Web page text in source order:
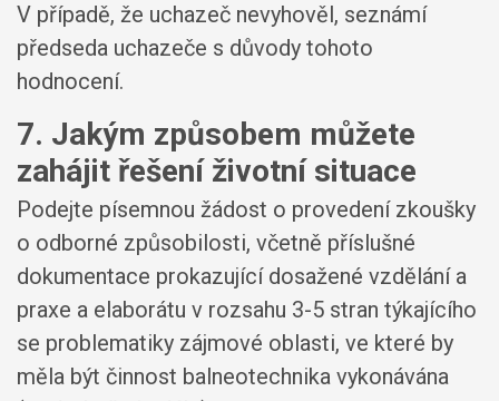
V případě, že uchazeč nevyhověl, seznámí
předseda uchazeče s důvody tohoto
hodnocení.
7. Jakým způsobem můžete
zahájit řešení životní situace
Podejte písemnou žádost o provedení zkoušky
o odborné způsobilosti, včetně příslušné
dokumentace prokazující dosažené vzdělání a
praxe a elaborátu v rozsahu 3-5 stran týkajícího
se problematiky zájmové oblasti, ve které by
měla být činnost balneotechnika vykonávána